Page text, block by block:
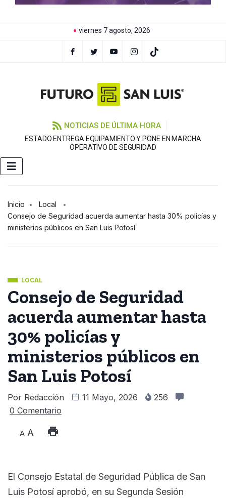
viernes 7 agosto, 2026
NOTICIAS DE ÚLTIMA HORA
ESTADO ENTREGA EQUIPAMIENTO Y PONE EN MARCHA
OPERATIVO DE SEGURIDAD
Inicio
Local
Consejo de Seguridad acuerda aumentar hasta 30% policías y
ministerios públicos en San Luis Potosí
LOCAL
Consejo de Seguridad
acuerda aumentar hasta
30% policías y
ministerios públicos en
San Luis Potosí
Por Redacción 11 Mayo, 2026
256
0 Comentario
A A
El Consejo Estatal de Seguridad Pública de San
Luis Potosí aprobó, en su Segunda Sesión